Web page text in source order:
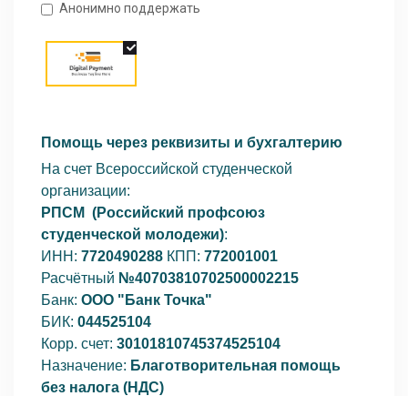
Анонимно поддержать
Помощь через реквизиты и бухгалтерию
На счет Всероссийской студенческой
организации:
РПСМ (Российский профсоюз
студенческой молодежи):
ИНН: 7720490288 КПП: 772001001
Расчётный №40703810702500002215
Банк: ООО "Банк Точка"
БИК: 044525104
Корр. счет: 30101810745374525104
Назначение: Благотворительная помощь
без налога (НДС)